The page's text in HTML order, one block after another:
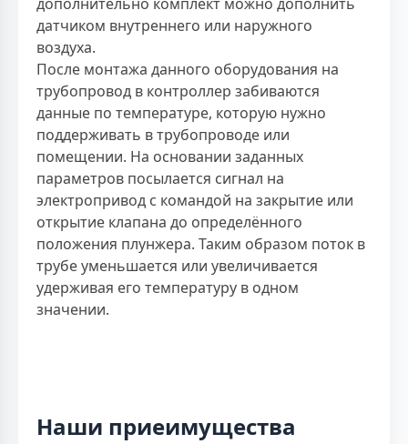
датчиком внутреннего или наружного
воздуха.
После монтажа данного оборудования на
трубопровод в контроллер забиваются
данные по температуре, которую нужно
поддерживать в трубопроводе или
помещении. На основании заданных
параметров посылается сигнал на
электропривод с командой на закрытие или
открытие клапана до определённого
положения плунжера. Таким образом поток в
трубе уменьшается или увеличивается
удерживая его температуру в одном
значении.
Наши приеимущества